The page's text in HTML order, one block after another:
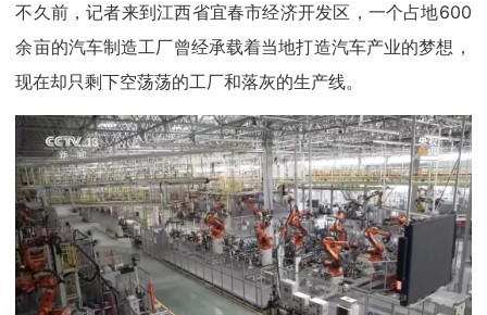
不久前，记者来到江西省宜春市经济开发区，一个占地600
余亩的汽车制造工厂曾经承载着当地打造汽车产业的梦想，
现在却只剩下空荡荡的工厂和落灰的生产线。